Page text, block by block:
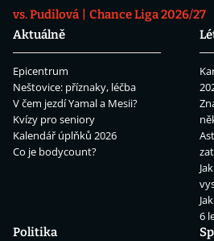
vs. Pudilová
Chance Liga 2026/27
Aktuálně
Epicentrum
Neštovice: příznaky, léčba
V čem jezdí Yamal a Mesii?
Kvízy pro seniory
Kalendář úplňků 2026
Co je bodycount?
6
Politika